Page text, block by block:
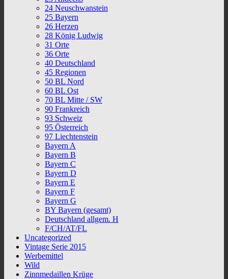
24 Neuschwanstein
25 Bayern
26 Herzen
28 König Ludwig
31 Orte
36 Orte
40 Deutschland
45 Regionen
50 BL Nord
60 BL Ost
70 BL Mitte / SW
90 Frankreich
93 Schweiz
95 Österreich
97 Liechtenstein
Bayern A
Bayern B
Bayern C
Bayern D
Bayern E
Bayern F
Bayern G
BY Bayern (gesamt)
Deutschland allgem. H
F/CH/AT/FL
Uncategorized
Vintage Serie 2015
Werbemittel
Wild
Zinnmedaillen Krüge